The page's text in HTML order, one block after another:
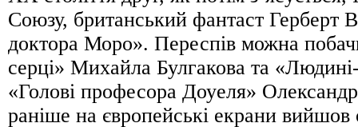
Союзу, британський фантаст Герберт
доктора Моро». Переспів можна
серці» Михайла Булгакова та
«Голові професора Доуеля»
раніше на європейські екрани